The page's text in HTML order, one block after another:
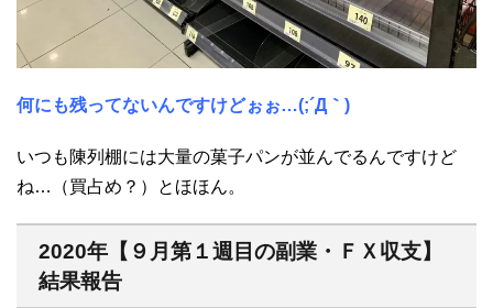
何にも残ってないんですけどぉぉ…(;´Д｀)
いつも陳列棚には大量の菓子パンが並んでるんですけど
ね…（買占め？）とほほん。
2020年【９月第１週目の副業・ＦＸ収支】
結果報告